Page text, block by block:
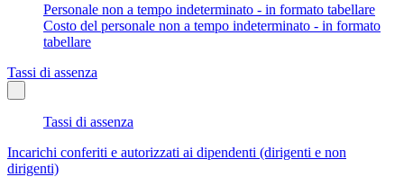
Personale non a tempo indeterminato - in formato tabellare
Costo del personale non a tempo indeterminato - in formato
tabellare
Tassi di assenza
Tassi di assenza
Incarichi conferiti e autorizzati ai dipendenti (dirigenti e non
dirigenti)